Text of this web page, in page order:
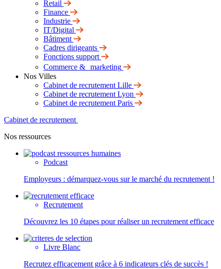
Retail
Finance
Industrie
IT/Digital
Bâtiment
Cadres dirigeants
Fonctions support
Commerce & marketing
Nos Villes
Cabinet de recrutement Lille
Cabinet de recrutement Lyon
Cabinet de recrutement Paris
Cabinet de recrutement
Nos ressources
Podcast
Employeurs : démarquez-vous sur le marché du recrutement !
Recrutement
Découvrez les 10 étapes pour réaliser un recrutement efficace
Livre Blanc
Recrutez efficacement grâce à 6 indicateurs clés de succès !